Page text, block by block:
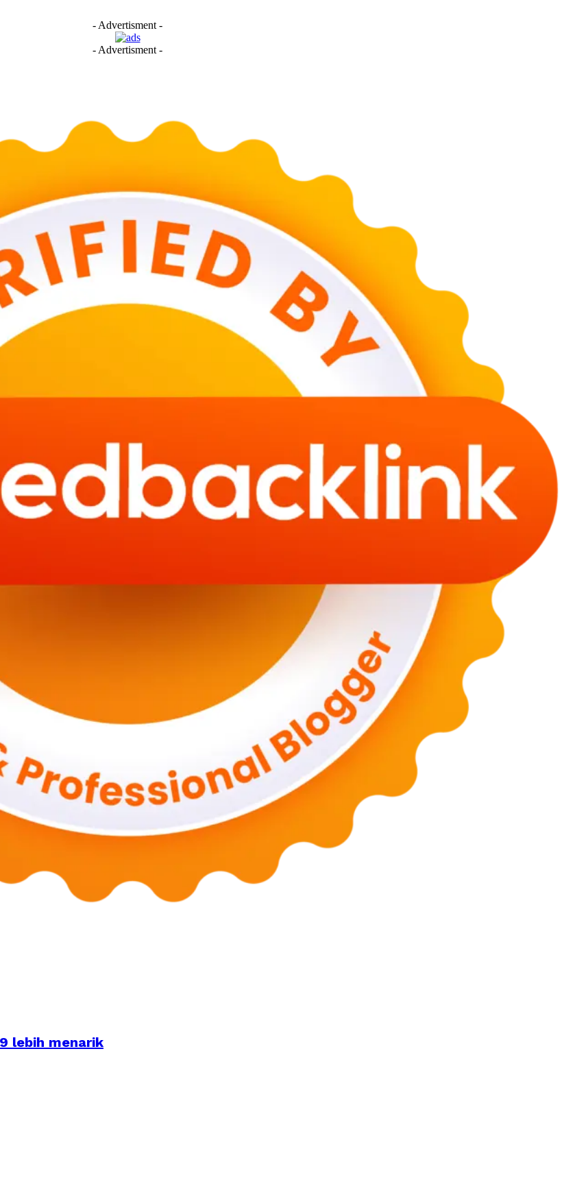
- Advertisment -
- Advertisment -
lebih menarik